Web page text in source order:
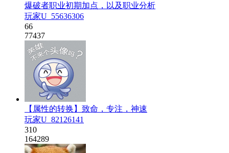
爆破者职业初期加点，以及职业分析
玩家U_55636306
66
77437
【属性的转换】致命，专注，神速
玩家U_82126141
310
164289